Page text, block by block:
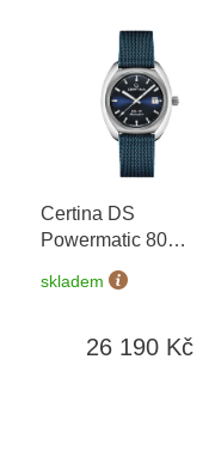
Certina DS
Powermatic 80
C024.407.18.041.00
Nivachron
let + možnost výměny
skladem
26 190 Kč